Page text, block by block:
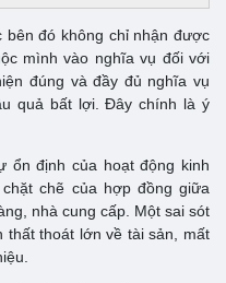
bên đó không chỉ nhận được
mình vào nghĩa vụ đối với
đúng và đầy đủ nghĩa vụ
quả bất lợi. Đây chính là ý
ổn định của hoạt động kinh
chẽ của hợp đồng giữa
nhà cung cấp. Một sai sót
thất thoát lớn về tài sản, mất